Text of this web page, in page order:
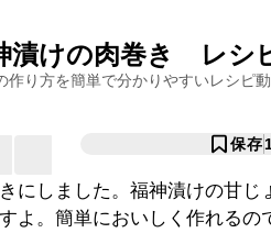
けの肉巻き レシ
作り方を簡単で分かりやすいレシピ
保存
にしました。福神漬けの甘じ
よ。簡単においしく作れるの